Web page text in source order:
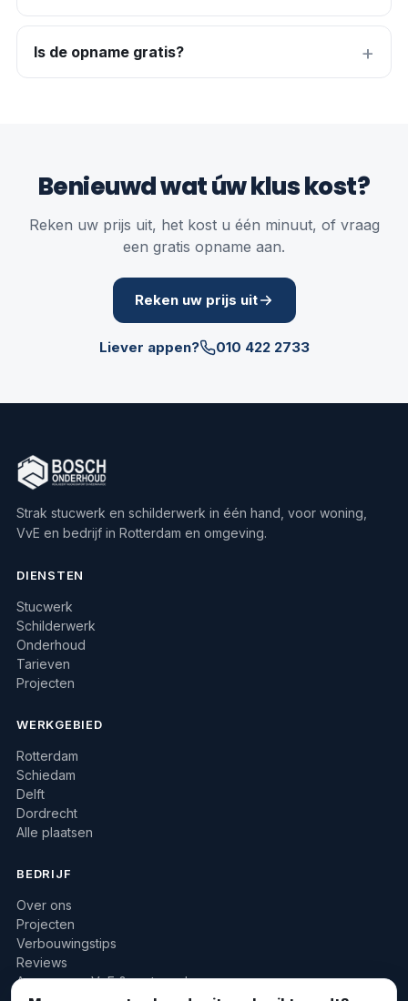
Is de opname gratis?
Benieuwd wat úw klus kost?
Reken uw prijs uit, het kost u één minuut, of vraag
een gratis opname aan.
Reken uw prijs uit
Liever appen? 010 422 2733
Strak stucwerk en schilderwerk in één hand, voor woning,
VvE en bedrijf in Rotterdam en omgeving.
DIENSTEN
Stucwerk
Schilderwerk
Onderhoud
Tarieven
Projecten
WERKGEBIED
Rotterdam
Schiedam
Delft
Dordrecht
Alle plaatsen
BEDRIJF
Over ons
Projecten
Verbouwingstips
Reviews
Aannemers, VvE & vastgoed